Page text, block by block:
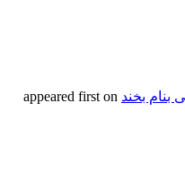
بنام بخند